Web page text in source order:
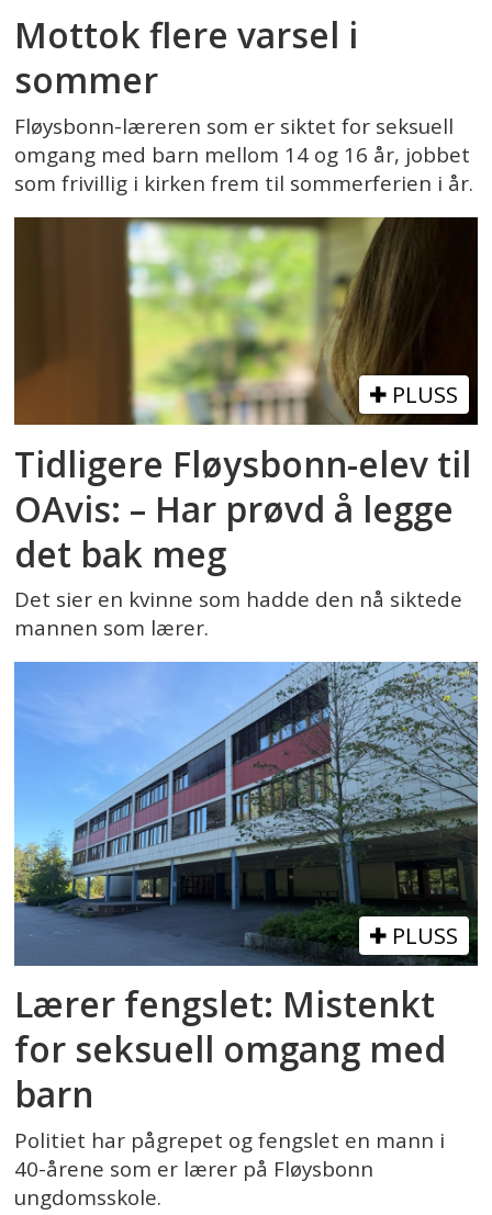
Mottok flere varsel i
sommer
Fløysbonn-læreren som er siktet for seksuell
omgang med barn mellom 14 og 16 år, jobbet
som frivillig i kirken frem til sommerferien i år.
PLUSS
Tidligere Fløysbonn-elev til
OAvis: – Har prøvd å legge
det bak meg
Det sier en kvinne som hadde den nå siktede
mannen som lærer.
PLUSS
Lærer fengslet: Mistenkt
for seksuell omgang med
barn
Politiet har pågrepet og fengslet en mann i
40-årene som er lærer på Fløysbonn
ungdomsskole.